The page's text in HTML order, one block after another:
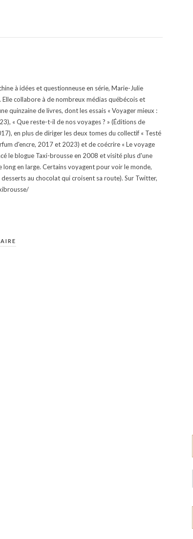
à idées et questionneuse en série, Marie-Julie
collabore à de nombreux médias québécois et
quinzaine de livres, dont les essais « Voyager mieux :
« Que reste-t-il de nos voyages ? » (Éditions de
en plus de diriger les deux tomes du collectif « Testé
d'encre, 2017 et 2023) et de coécrire « Le voyage
le blogue Taxi-brousse en 2008 et visité plus d'une
long en large. Certains voyagent pour voir le monde,
au chocolat qui croisent sa route). Sur Twitter,